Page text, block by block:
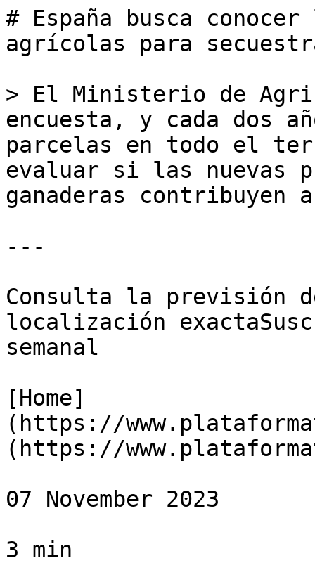
# España busca
agrícolas para
> El Ministerio de
encuesta, y cada dos
parcelas en todo el
evaluar si las nuevas
ganaderas contribuyen
---
Consulta la previsión
localización
semanal
[Home]
(https://
(https://
07 November 2023
3 min